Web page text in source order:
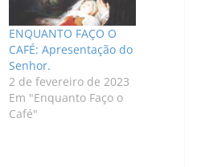
ENQUANTO FAÇO O
CAFÉ: Apresentação do
Senhor.
2 de fevereiro de 2023
Em "Enquanto Faço o
Café"